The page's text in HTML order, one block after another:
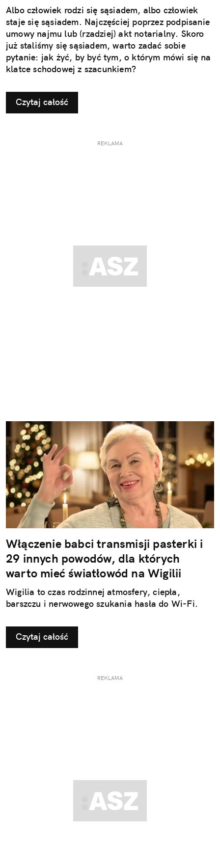
Albo człowiek rodzi się sąsiadem, albo człowiek
staje się sąsiadem. Najczęściej poprzez podpisanie
umowy najmu lub (rzadziej) akt notarialny. Skoro
już staliśmy się sąsiadem, warto zadać sobie
pytanie: jak żyć, by być tym, o którym mówi się na
klatce schodowej z szacunkiem?
Czytaj całość
REKLAMA
Włączenie babci transmisji pasterki i
29 innych powodów, dla których
warto mieć światłowód na Wigilii
Wigilia to czas rodzinnej atmosfery, ciepła,
barszczu i nerwowego szukania hasła do Wi-Fi.
Czytaj całość
REKLAMA